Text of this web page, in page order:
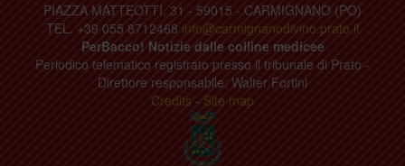
PIAZZA MATTEOTTI, 31 - 59015 - CARMIGNANO (PO)
TEL. +39 055 8712468 info@carmignanodivino.prato.it
PerBacco! Notizie dalle colline medicee
Periodico telematico registrato presso il tribunale di Prato -
Direttore responsabile: Walter Fortini
Credits - Site map